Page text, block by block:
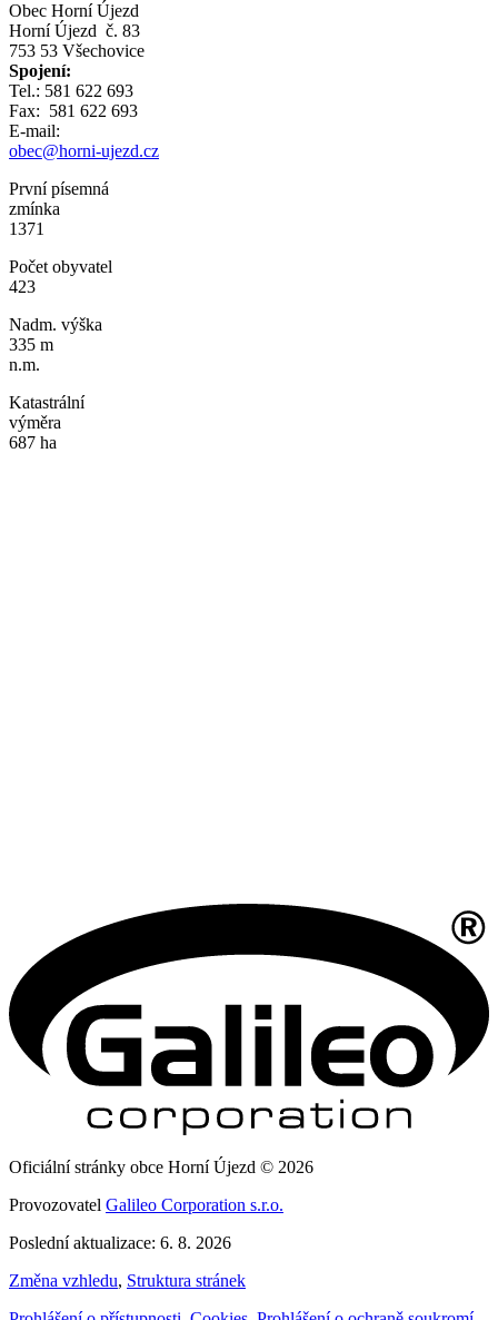
Obec Horní Újezd
Horní Újezd č. 83
753 53 Všechovice
Spojení:
Tel.: 581 622 693
Fax: 581 622 693
E-mail:
obec@horni-ujezd.cz
První písemná
zmínka
1371
Počet obyvatel
423
Nadm. výška
335 m
n.m.
Katastrální
výměra
687 ha
Oficiální stránky obce Horní Újezd © 2026
Provozovatel Galileo Corporation s.r.o.
Poslední aktualizace: 6. 8. 2026
Změna vzhledu, Struktura stránek